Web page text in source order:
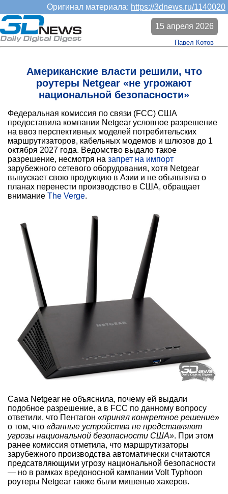
Оригинал материала: https://3dnews.ru/1140020
Американские власти решили, что
роутеры Netgear «не угрожают
национальной безопасности»
15 апреля 2026
Павел Котов
Федеральная комиссия по связи (FCC) США
предоставила компании Netgear условное разрешение
на ввоз перспективных моделей потребительских
маршрутизаторов, кабельных модемов и шлюзов до 1
октября 2027 года. Ведомство выдало такое
разрешение, несмотря на запрет на импорт
зарубежного сетевого оборудования, хотя Netgear
выпускает свою продукцию в Азии и не объявляла о
планах перенести производство в США, обращает
внимание The Verge.
Сама Netgear не объяснила, почему ей выдали
подобное разрешение, а в FCC по данному вопросу
ответили, что Пентагон «принял конкретное решение»
о том, что «данные устройства не представляют
угрозы национальной безопасности США». При этом
ранее комиссия отметила, что маршрутизаторы
зарубежного производства автоматически считаются
предсатвляющими угрозу национальной безопасности
— но в рамках вредоносной кампании Volt Typhoon
роутеры Netgear также были мишенью хакеров.